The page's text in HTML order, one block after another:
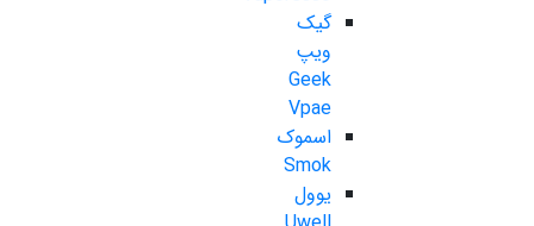
گیک
ویپ
Geek
Vpae
اسموک
Smok
یوول